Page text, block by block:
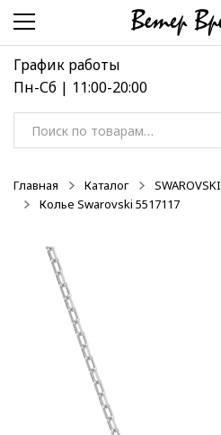
Перейти
навигации
Перейти
содержимому
График работы
Пн-Сб | 11:00-20:00
Искать:
Главная Каталог SWAROVSKI
Колье Swarovski 5517117
-40%
-50%